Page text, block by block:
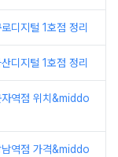
디지털 1호점 정리
디지털 1호점 정리
역점 위치&middo
역점 가격&middo